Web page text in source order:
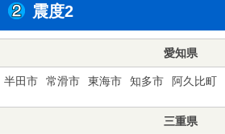
震度2
愛知県
半田市 常滑市 東海市 知多市 阿久比町
三重県